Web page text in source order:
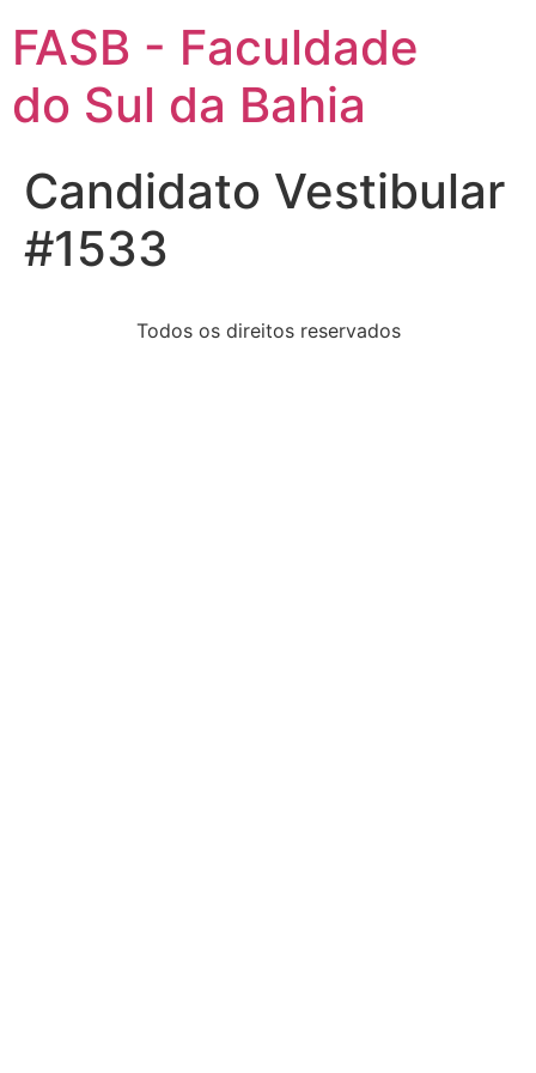
FASB - Faculdade
do Sul da Bahia
Candidato Vestibular
#1533
Todos os direitos reservados